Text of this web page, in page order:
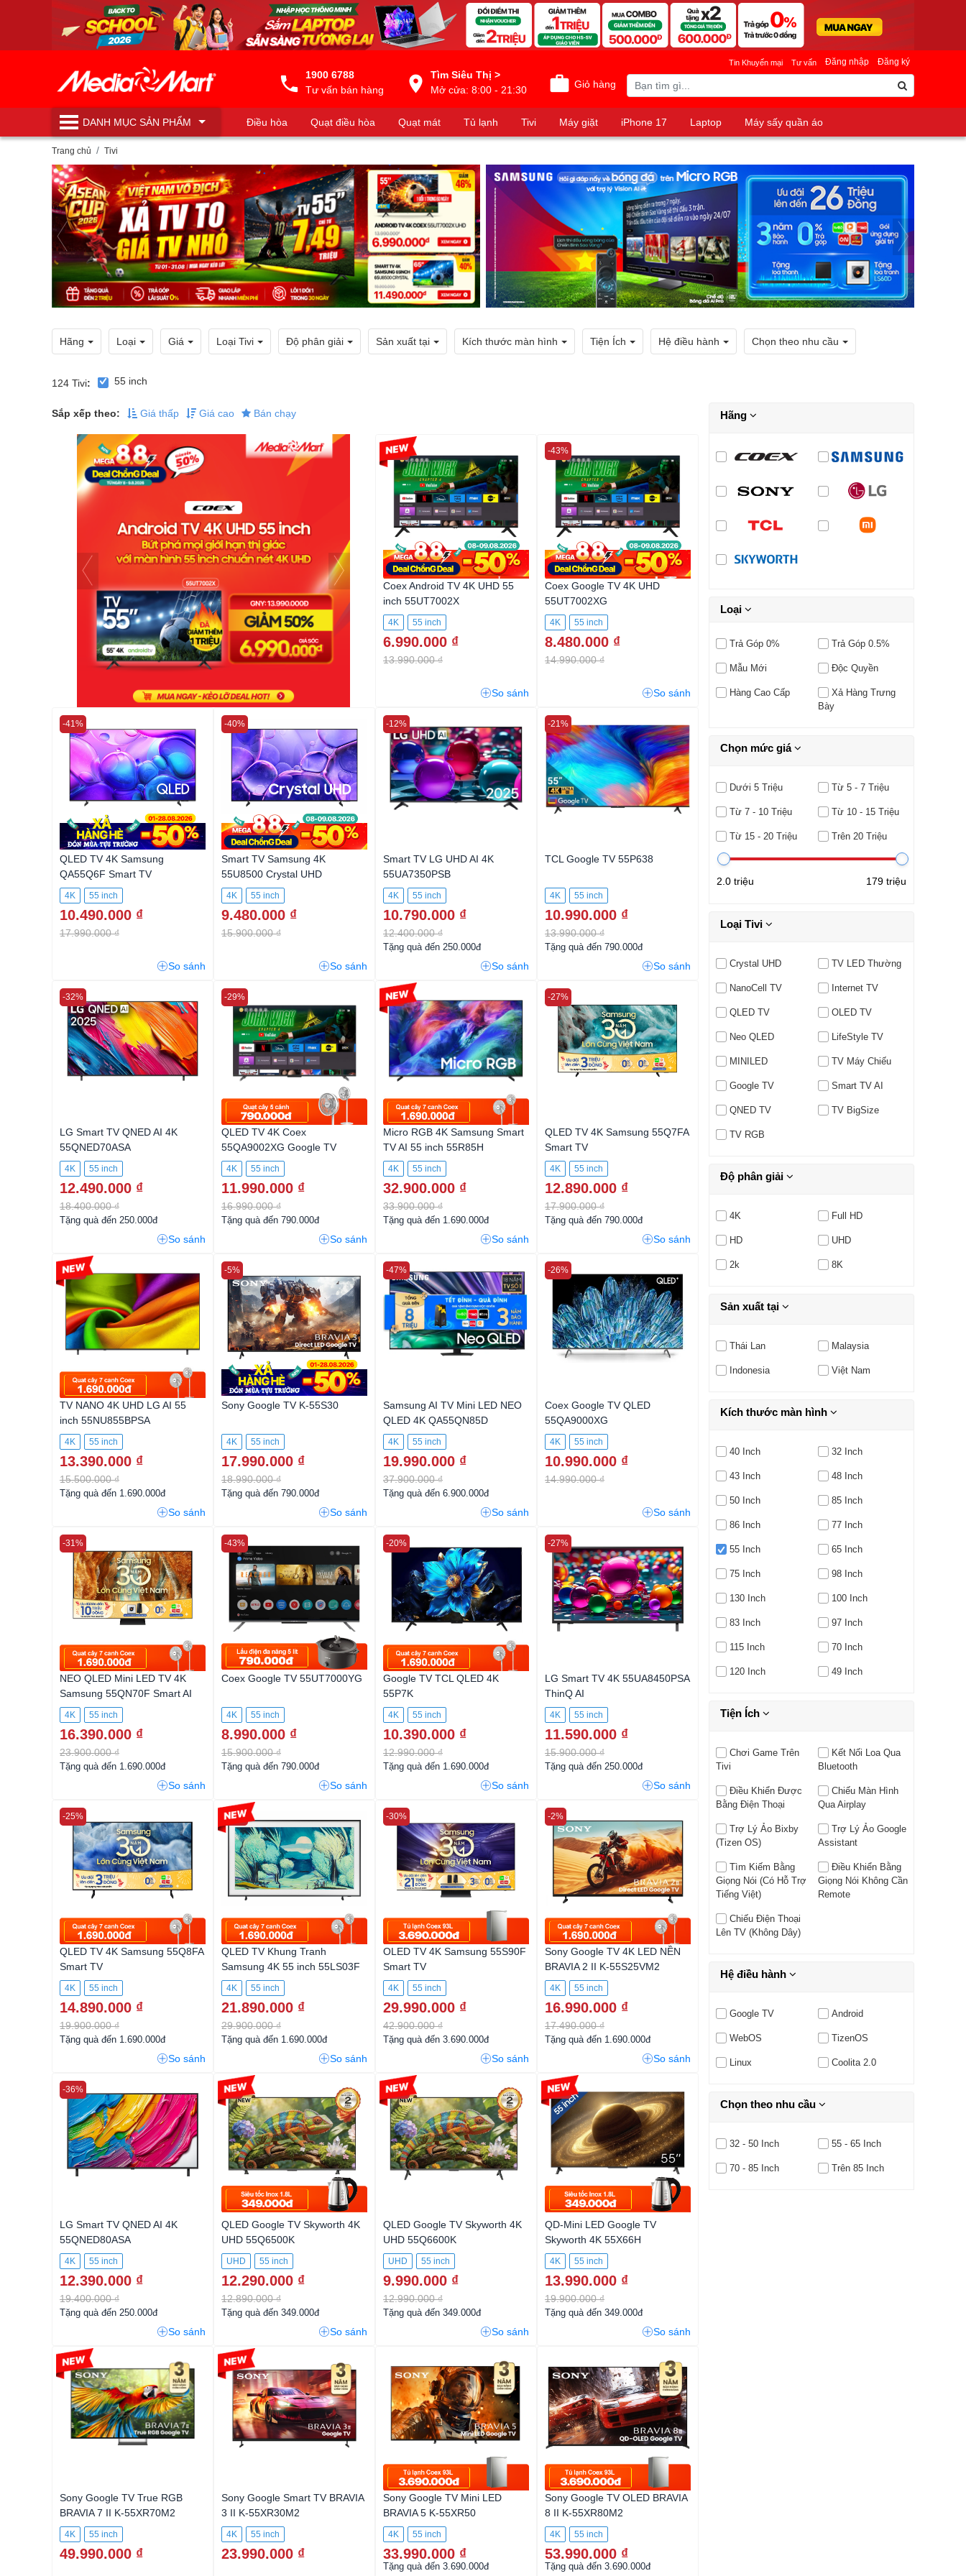
1900 6788
Tư vấn bán hàng
Tìm Siêu Thị >
Mở cửa: 8:00 - 21:30
Giỏ hàng
Đăng nhập Đăng ký
Tin Khuyến mại Tư vấn
DANH MỤCSẢN PHẨM Điều hòa Quạt điều hòa Quạt mát Tủ lạnh Tivi Máy giặt iPhone 17 Laptop
Máy sấy quần áo
Máy lọc nước
Trang chủ Tivi
Hãng Loại Giá Loại Tivi Độ phân giải Sản xuất tại Kích thước màn hình Tiện Ích Hệ điều hành Chọn theo nhu cầu
124 Tivi: 55 inch
Sắp xếp theo: Giá thấp Giá cao Bán chạy
Coex Android TV 4K UHD 55
inch 55UT7002X
4K 55 inch
6.990.000 ₫
13.990.000 ₫
-50%
So sánh
Coex Google TV 4K UHD
55UT7002XG
4K 55 inch
8.480.000 ₫
14.990.000 ₫
-43%
So sánh
QLED TV 4K Samsung
QA55Q6F Smart TV
4K 55 inch
10.490.000 ₫
17.990.000 ₫
-41%
So sánh
Smart TV Samsung 4K
55U8500 Crystal UHD
4K 55 inch
9.480.000 ₫
15.900.000 ₫
-40%
So sánh
Smart TV LG UHD AI 4K
55UA7350PSB
4K 55 inch
10.790.000 ₫
12.400.000 ₫
-12%
Tặng quà đến 250.000đ
So sánh
TCL Google TV 55P638
4K 55 inch
10.990.000 ₫
13.990.000 ₫
-21%
Tặng quà đến 790.000đ
So sánh
LG Smart TV QNED AI 4K
55QNED70ASA
4K 55 inch
12.490.000 ₫
18.400.000 ₫
-32%
Tặng quà đến 250.000đ
So sánh
QLED TV 4K Coex
55QA9002XG Google TV
4K 55 inch
11.990.000 ₫
16.990.000 ₫
-29%
Tặng quà đến 790.000đ
So sánh
Micro RGB 4K Samsung Smart
TV AI 55 inch 55R85H
4K 55 inch
32.900.000 ₫
33.900.000 ₫
-2%
Tặng quà đến 1.690.000đ
So sánh
QLED TV 4K Samsung 55Q7FA
Smart TV
4K 55 inch
12.890.000 ₫
17.900.000 ₫
-27%
Tặng quà đến 790.000đ
So sánh
TV NANO 4K UHD LG AI 55
inch 55NU855BPSA
4K 55 inch
13.390.000 ₫
15.500.000 ₫
-13%
Tặng quà đến 1.690.000đ
So sánh
Sony Google TV K-55S30
4K 55 inch
17.990.000 ₫
18.990.000 ₫
-5%
Tặng quà đến 790.000đ
So sánh
Samsung AI TV Mini LED NEO
QLED 4K QA55QN85D
4K 55 inch
19.990.000 ₫
37.900.000 ₫
-47%
Tặng quà đến 6.900.000đ
So sánh
Coex Google TV QLED
55QA9000XG
4K 55 inch
10.990.000 ₫
14.990.000 ₫
-26%
So sánh
NEO QLED Mini LED TV 4K
Samsung 55QN70F Smart AI
TV
4K 55 inch
16.390.000 ₫
23.900.000 ₫
-31%
Tặng quà đến 1.690.000đ
So sánh
Coex Google TV 55UT7000YG
4K 55 inch
8.990.000 ₫
15.900.000 ₫
-43%
Tặng quà đến 790.000đ
So sánh
Google TV TCL QLED 4K
55P7K
4K 55 inch
10.390.000 ₫
12.990.000 ₫
-20%
Tặng quà đến 1.690.000đ
So sánh
LG Smart TV 4K 55UA8450PSA
ThinQ AI
4K 55 inch
11.590.000 ₫
15.900.000 ₫
-27%
Tặng quà đến 250.000đ
So sánh
QLED TV 4K Samsung 55Q8FA
Smart TV
4K 55 inch
14.890.000 ₫
19.900.000 ₫
-25%
Tặng quà đến 1.690.000đ
So sánh
QLED TV Khung Tranh
Samsung 4K 55 inch 55LS03F
Lifestyle TV
4K 55 inch
21.890.000 ₫
29.900.000 ₫
-26%
Tặng quà đến 1.690.000đ
So sánh
OLED TV 4K Samsung 55S90F
Smart TV
4K 55 inch
29.990.000 ₫
42.900.000 ₫
-30%
Tặng quà đến 3.690.000đ
So sánh
Sony Google TV 4K LED NỀN
BRAVIA 2 II K-55S25VM2
4K 55 inch
16.990.000 ₫
17.490.000 ₫
-2%
Tặng quà đến 1.690.000đ
So sánh
LG Smart TV QNED AI 4K
55QNED80ASA
4K 55 inch
12.390.000 ₫
19.400.000 ₫
-36%
Tặng quà đến 250.000đ
So sánh
QLED Google TV Skyworth 4K
UHD 55Q6500K
UHD 55 inch
12.290.000 ₫
12.890.000 ₫
-4%
Tặng quà đến 349.000đ
So sánh
QLED Google TV Skyworth 4K
UHD 55Q6600K
UHD 55 inch
9.990.000 ₫
12.990.000 ₫
-23%
Tặng quà đến 349.000đ
So sánh
QD-Mini LED Google TV
Skyworth 4K 55X66H
4K 55 inch
13.990.000 ₫
19.900.000 ₫
-29%
Tặng quà đến 349.000đ
So sánh
Sony Google TV True RGB
BRAVIA 7 II K-55XR70M2
4K 55 inch
49.990.000 ₫
Sony Google Smart TV BRAVIA
3 II K-55XR30M2
4K 55 inch
23.990.000 ₫
Sony Google TV Mini LED
BRAVIA 5 K-55XR50
4K 55 inch
33.990.000 ₫
Tặng quà đến 3.690.000đ
Sony Google TV OLED BRAVIA
8 II K-55XR80M2
4K 55 inch
53.990.000 ₫
Tặng quà đến 3.690.000đ
Hãng
Loại
Trả Góp 0% Trả Góp 0.5%
Mẫu Mới Độc Quyền
Hàng Cao Cấp
Xả Hàng Trưng
Bày
Chọn mức giá
Dưới 5 Triệu Từ 5 - 7 Triệu
Từ 7 - 10 Triệu Từ 10 - 15 Triệu
Từ 15 - 20 Triệu Trên 20 Triệu
2.0 triệu 179 triệu
Loại Tivi
Crystal UHD TV LED Thường
NanoCell TV Internet TV
QLED TV OLED TV
Neo QLED LifeStyle TV
MINILED TV Máy Chiếu
Google TV Smart TV AI
QNED TV TV BigSize
TV RGB
Độ phân giải
4K Full HD
HD UHD
2k 8K
Sản xuất tại
Thái Lan Malaysia
Indonesia Việt Nam
Kích thước màn hình
40 Inch 32 Inch
43 Inch 48 Inch
50 Inch 85 Inch
86 Inch 77 Inch
55 Inch 65 Inch
75 Inch 98 Inch
130 Inch 100 Inch
83 Inch 97 Inch
115 Inch 70 Inch
120 Inch 49 Inch
Tiện Ích
Chơi Game Trên
Tivi
Kết Nối Loa Qua
Bluetooth
Điều Khiển Được
Bằng Điện Thoại
Chiếu Màn Hình
Qua Airplay
Trợ Lý Ảo Bixby
(Tizen OS)
Trợ Lý Ảo Google
Assistant
Tìm Kiếm Bằng
Giọng Nói (có Hỗ Trợ
Tiếng Việt)
Điều Khiển Bằng
Giọng Nói Không Cần
Remote
Chiếu Điện Thoại
Lên TV (không Dây)
Hệ điều hành
Google TV Android
WebOS TizenOS
Linux Coolita 2.0
Chọn theo nhu cầu
32 - 50 Inch 55 - 65 Inch
70 - 85 Inch Trên 85 Inch